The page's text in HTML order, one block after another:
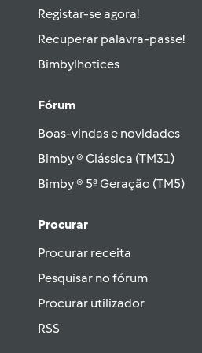
Registar-se agora!
Recuperar palavra-passe!
Bimbylhotices
Fórum
Boas-vindas e novidades
Bimby ® Clássica (TM31)
Bimby ® 5ª Geração (TM5)
Procurar
Procurar receita
Pesquisar no fórum
Procurar utilizador
RSS